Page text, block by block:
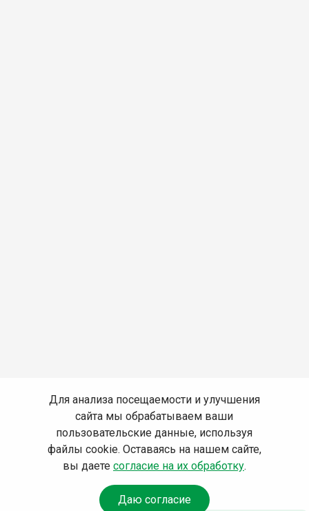
Для анализа посещаемости и улучшения
сайта мы обрабатываем ваши
пользовательские данные, используя
файлы cookie. Оставаясь на нашем сайте,
вы даете согласие на их обработку.
Даю согласие